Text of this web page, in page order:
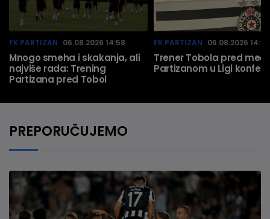
FK PARTIZAN 06.08.2026 14:58
Mnogo smeha i skakanja, ali
najviše rada: Trening
Partizana pred Tobol
FK PARTIZAN 06.08.2026 14:57
Trener Tobola pred meč
Partizanom u Ligi
PREPORUČUJEMO